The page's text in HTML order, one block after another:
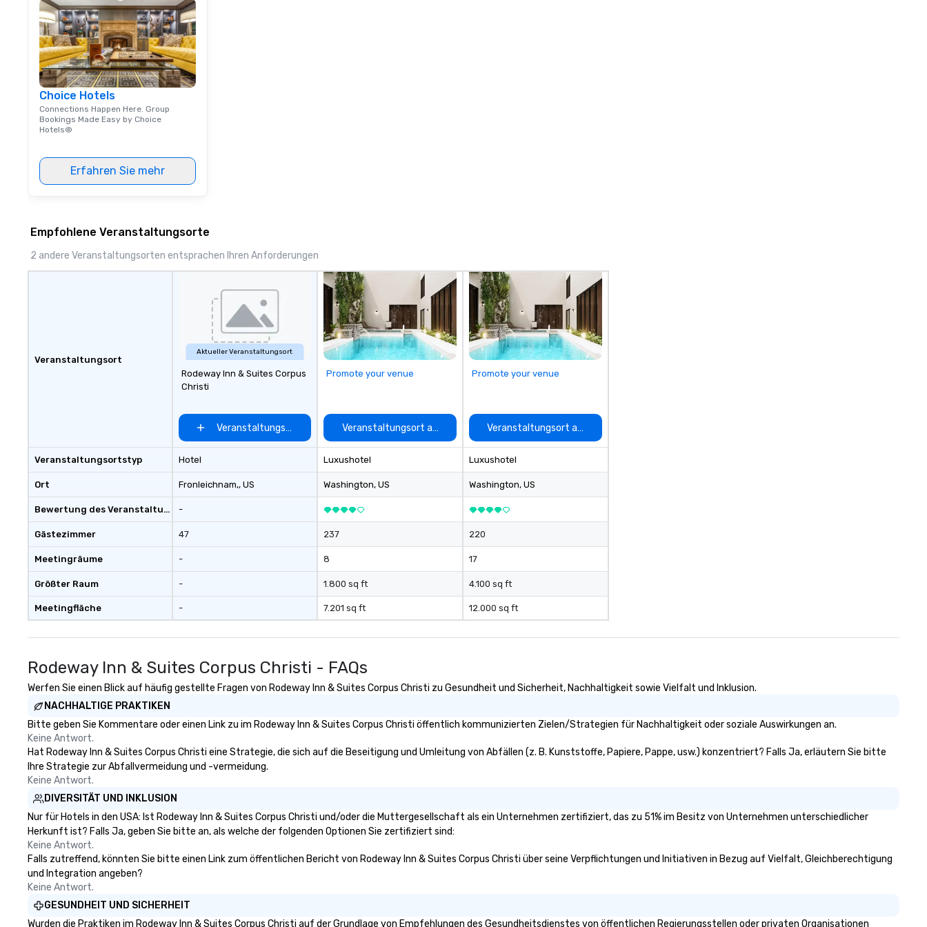
Choice Hotels
Connections Happen Here. Group
Bookings Made Easy by Choice
Hotels®
Erfahren Sie mehr
Empfohlene Veranstaltungsorte
2 andere Veranstaltungsorten entsprachen Ihren Anforderungen
Veranstaltungsort
Veranstaltungsortstyp
Ort
Bewertung des Veranstaltungsortes
Gästezimmer
Meetingräume
Größter Raum
Meetingfläche
Aktueller Veranstaltungsort
Rodeway Inn & Suites Corpus
Christi
Veranstaltungsort auswählen
Hotel
Fronleichnam,, US
-
47
-
-
-
Promote your venue
Veranstaltungsort auswählen
Luxushotel
Washington, US
237
8
1.800 sq ft
7.201 sq ft
Promote your venue
Veranstaltungsort auswählen
Luxushotel
Washington, US
220
17
4.100 sq ft
12.000 sq ft
Rodeway Inn & Suites Corpus Christi - FAQs
Werfen Sie einen Blick auf häufig gestellte Fragen von Rodeway Inn & Suites Corpus Christi zu Gesundheit und Sicherheit, Nachhaltigkeit sowie Vielfalt und Inklusion.
NACHHALTIGE PRAKTIKEN
Bitte geben Sie Kommentare oder einen Link zu im Rodeway Inn & Suites Corpus Christi öffentlich kommunizierten Zielen/Strategien für Nachhaltigkeit oder soziale Auswirkungen an.
Keine Antwort.
Hat Rodeway Inn & Suites Corpus Christi eine Strategie, die sich auf die Beseitigung und Umleitung von Abfällen (z. B. Kunststoffe, Papiere, Pappe, usw.) konzentriert? Falls Ja, erläutern Sie bitte
Ihre Strategie zur Abfallvermeidung und -vermeidung.
Keine Antwort.
DIVERSITÄT UND INKLUSION
Nur für Hotels in den USA: Ist Rodeway Inn & Suites Corpus Christi und/oder die Muttergesellschaft als ein Unternehmen zertifiziert, das zu 51% im Besitz von Unternehmen unterschiedlicher
Herkunft ist? Falls Ja, geben Sie bitte an, als welche der folgenden Optionen Sie zertifiziert sind:
Keine Antwort.
Falls zutreffend, könnten Sie bitte einen Link zum öffentlichen Bericht von Rodeway Inn & Suites Corpus Christi über seine Verpflichtungen und Initiativen in Bezug auf Vielfalt, Gleichberechtigung
und Integration angeben?
Keine Antwort.
GESUNDHEIT UND SICHERHEIT
Wurden die Praktiken im Rodeway Inn & Suites Corpus Christi auf der Grundlage von Empfehlungen des Gesundheitsdienstes von öffentlichen Regierungsstellen oder privaten Organisationen